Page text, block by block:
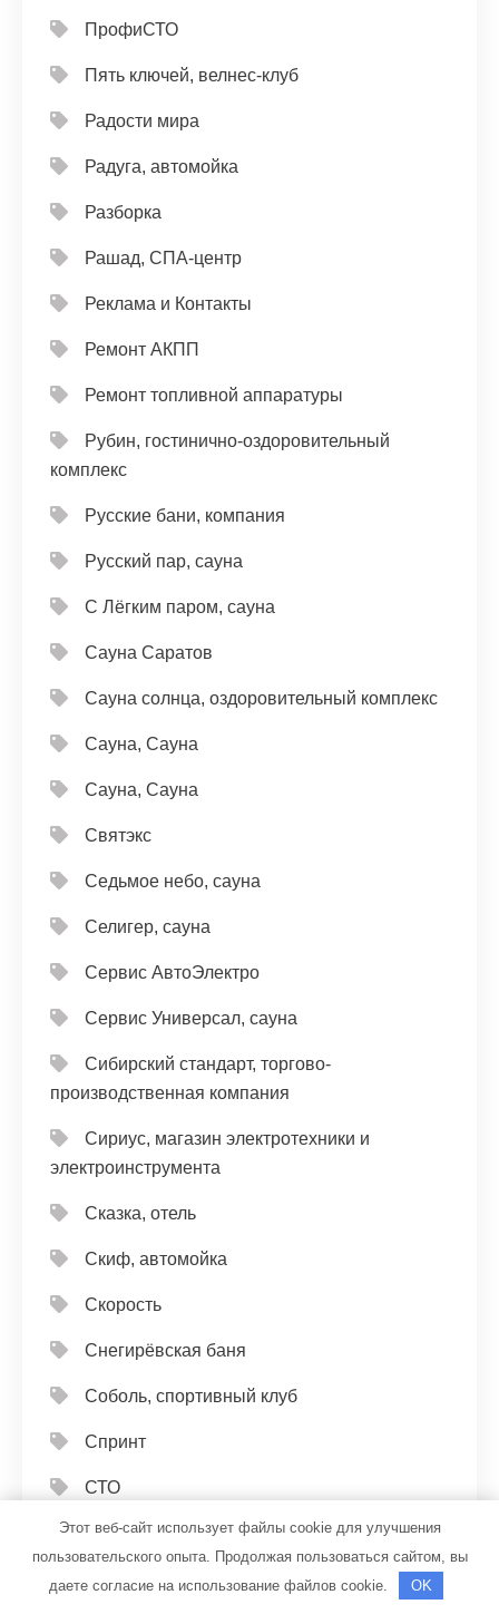
ПрофиСТО
Пять ключей, велнес-клуб
Радости мира
Радуга, автомойка
Разборка
Рашад, СПА-центр
Реклама и Контакты
Ремонт АКПП
Ремонт топливной аппаратуры
Рубин, гостинично-оздоровительный
комплекс
Русские бани, компания
Русский пар, сауна
С Лёгким паром, сауна
Сауна Саратов
Сауна солнца, оздоровительный комплекс
Сауна, Сауна
Сауна, Сауна
Святэкс
Седьмое небо, сауна
Селигер, сауна
Сервис АвтоЭлектро
Сервис Универсал, сауна
Сибирский стандарт, торгово-
производственная компания
Сириус, магазин электротехники и
электроинструмента
Сказка, отель
Скиф, автомойка
Скорость
Снегирёвская баня
Соболь, спортивный клуб
Спринт
СТО
СТО
СТО
Этот веб-сайт использует файлы cookie для улучшения
пользовательского опыта. Продолжая пользоваться сайтом, вы
даете согласие на использование файлов cookie.
OK